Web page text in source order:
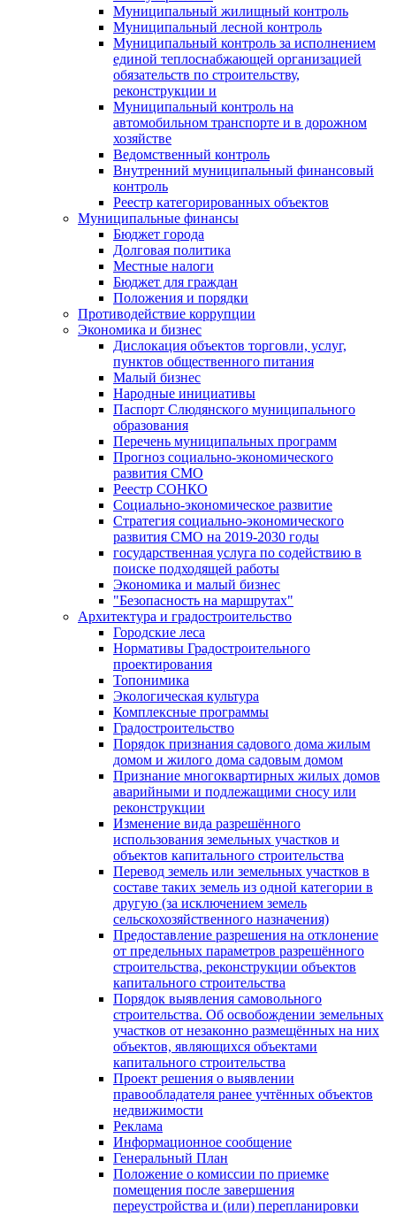
Муниципальный жилищный контроль
Муниципальный лесной контроль
Муниципальный контроль за исполнением
единой теплоснабжающей организацией
обязательств по строительству,
реконструкции и
Муниципальный контроль на
автомобильном транспорте и в дорожном
хозяйстве
Ведомственный контроль
Внутренний муниципальный финансовый
контроль
Реестр категорированных объектов
Муниципальные финансы
Бюджет города
Долговая политика
Местные налоги
Бюджет для граждан
Положения и порядки
Противодействие коррупции
Экономика и бизнес
Дислокация объектов торговли, услуг,
пунктов общественного питания
Малый бизнес
Народные инициативы
Паспорт Слюдянского муниципального
образования
Перечень муниципальных программ
Прогноз социально-экономического
развития СМО
Реестр СОНКО
Социально-экономическое развитие
Стратегия социально-экономического
развития СМО на 2019-2030 годы
государственная услуга по содействию в
поиске подходящей работы
Экономика и малый бизнес
"Безопасность на маршрутах"
Архитектура и градостроительство
Городские леса
Нормативы Градостроительного
проектирования
Топонимика
Экологическая культура
Комплексные программы
Градостроительство
Порядок признания садового дома жилым
домом и жилого дома садовым домом
Признание многоквартирных жилых домов
аварийными и подлежащими сносу или
реконструкции
Изменение вида разрешённого
использования земельных участков и
объектов капитального строительства
Перевод земель или земельных участков в
составе таких земель из одной категории в
другую (за исключением земель
сельскохозяйственного назначения)
Предоставление разрешения на отклонение
от предельных параметров разрешённого
строительства, реконструкции объектов
капитального строительства
Порядок выявления самовольного
строительства. Об освобождении земельных
участков от незаконно размещённых на них
объектов, являющихся объектами
капитального строительства
Проект решения о выявлении
правообладателя ранее учтённых объектов
недвижимости
Реклама
Информационное сообщение
Генеральный План
Положение о комиссии по приемке
помещения после завершения
переустройства и (или) перепланировки